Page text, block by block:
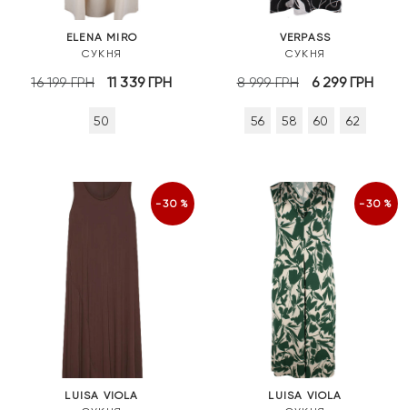
ELENA MIRO
СУКНЯ
16 199ГРН
Оригінальна
16
11 339 ГРН
Поточна
50
VERPASS
СУКНЯ
8 999ГРН
Оригінальна
8
6 299 ГРН
56 58 60 62
-30%
LUISA VIOLA
-30%
LUISA VIOLA